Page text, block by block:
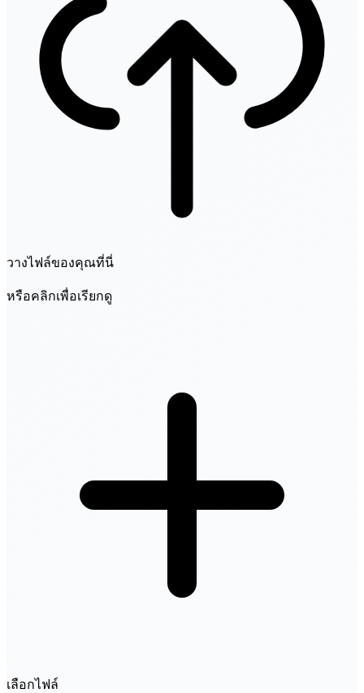
วางไฟล์ของคุณที่นี่
หรือคลิกเพื่อเรียกดู
เลือกไฟล์